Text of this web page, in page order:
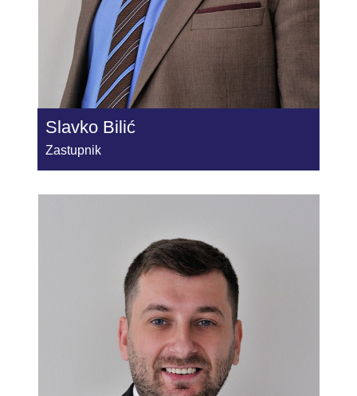
Slavko Bilić
Zastupnik